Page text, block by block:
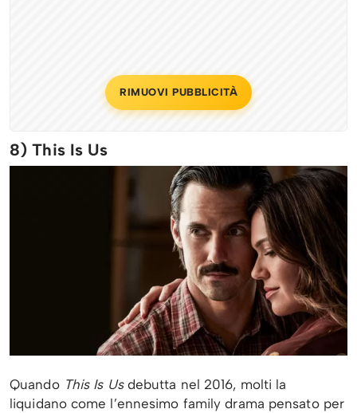
RIMUOVI PUBBLICITÀ
8) This Is Us
Quando This Is Usdebutta nel 2016, molti la
liquidano come l’ennesimo family drama pensato per